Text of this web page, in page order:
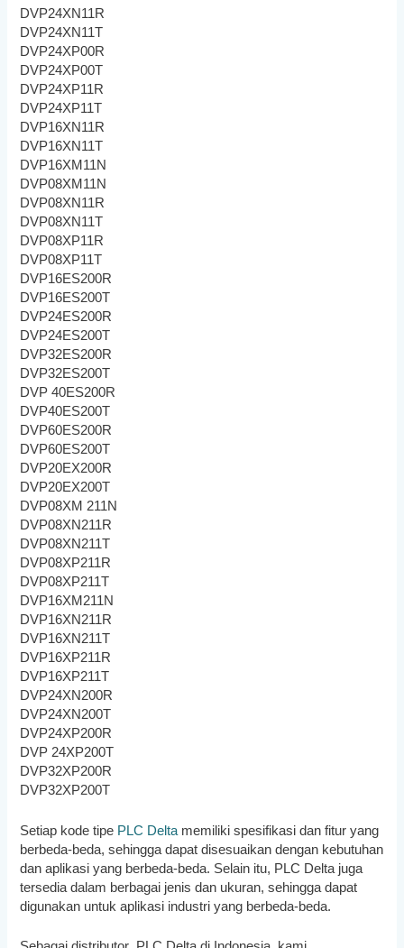
DVP24XN11R
DVP24XN11T
DVP24XP00R
DVP24XP00T
DVP24XP11R
DVP24XP11T
DVP16XN11R
DVP16XN11T
DVP16XM11N
DVP08XM11N
DVP08XN11R
DVP08XN11T
DVP08XP11R
DVP08XP11T
DVP16ES200R
DVP16ES200T
DVP24ES200R
DVP24ES200T
DVP32ES200R
DVP32ES200T
DVP 40ES200R
DVP40ES200T
DVP60ES200R
DVP60ES200T
DVP20EX200R
DVP20EX200T
DVP08XM 211N
DVP08XN211R
DVP08XN211T
DVP08XP211R
DVP08XP211T
DVP16XM211N
DVP16XN211R
DVP16XN211T
DVP16XP211R
DVP16XP211T
DVP24XN200R
DVP24XN200T
DVP24XP200R
DVP 24XP200T
DVP32XP200R
DVP32XP200T
Setiap kode tipe PLC Delta memiliki spesifikasi dan fitur yang
berbeda-beda, sehingga dapat disesuaikan dengan kebutuhan
dan aplikasi yang berbeda-beda. Selain itu, PLC Delta juga
tersedia dalam berbagai jenis dan ukuran, sehingga dapat
digunakan untuk aplikasi industri yang berbeda-beda.